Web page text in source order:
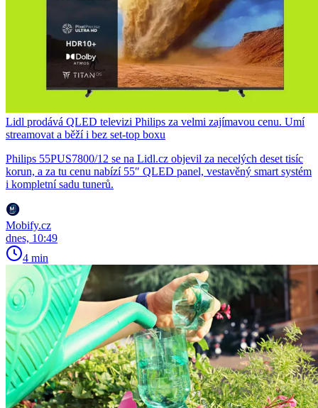
Lidl prodává QLED televizi Philips za velmi zajímavou cenu. Umí
streamovat a běží i bez set-top boxu
Philips 55PUS7800/12 se na Lidl.cz objevil za necelých deset tisíc
korun, a za tu cenu nabízí 55″ QLED panel, vestavěný smart systém
i kompletní sadu tunerů.
Mobify.cz
dnes, 10:49
4 min